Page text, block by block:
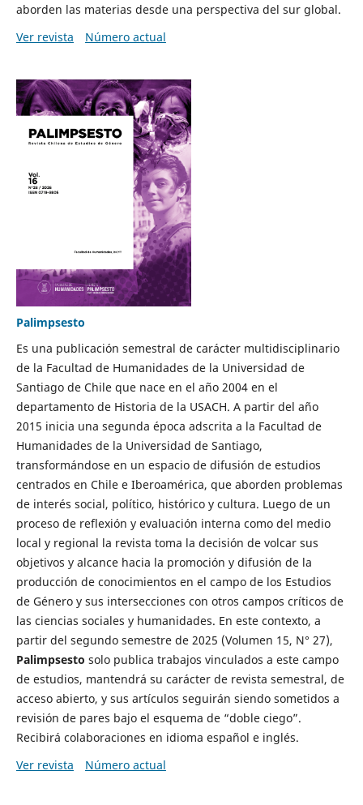
aborden las materias desde una perspectiva del sur global.
Ver revista
Número actual
Palimpsesto
Es una publicación semestral de carácter multidisciplinario
de la Facultad de Humanidades de la Universidad de
Santiago de Chile que nace en el año 2004 en el
departamento de Historia de la USACH. A partir del año
2015 inicia una segunda época adscrita a la Facultad de
Humanidades de la Universidad de Santiago,
transformándose en un espacio de difusión de estudios
centrados en Chile e Iberoamérica, que aborden problemas
de interés social, político, histórico y cultura. Luego de un
proceso de reflexión y evaluación interna como del medio
local y regional la revista toma la decisión de volcar sus
objetivos y alcance hacia la promoción y difusión de la
producción de conocimientos en el campo de los Estudios
de Género y sus intersecciones con otros campos críticos de
las ciencias sociales y humanidades. En este contexto, a
partir del segundo semestre de 2025 (Volumen 15, N° 27),
Palimpsesto solo publica trabajos vinculados a este campo
de estudios, mantendrá su carácter de revista semestral, de
acceso abierto, y sus artículos seguirán siendo sometidos a
revisión de pares bajo el esquema de “doble ciego”.
Recibirá colaboraciones en idioma español e inglés.
Ver revista
Número actual